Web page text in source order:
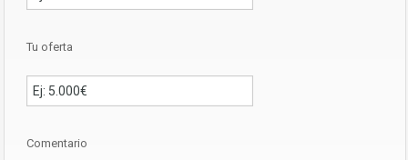
Tu oferta
Comentario